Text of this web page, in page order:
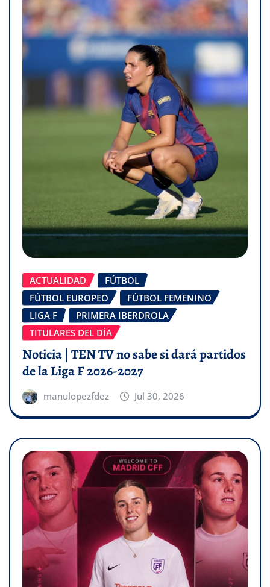
ACTUALIDAD
FÚTBOL
FÚTBOL EUROPEO
FÚTBOL FEMENINO
LIGA F
PRIMERA IBERDROLA
TITULARES DEL DÍA
Noticia | TEN TV no sabe si dará partidos
de la Liga F 2026-2027
manulopezfdez Jul 30, 2026